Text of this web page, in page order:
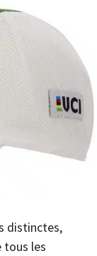
distinctes,
tous les